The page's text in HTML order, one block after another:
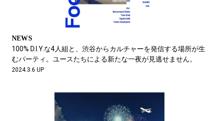
#Commune H #FOCUS IT
#FASHION
#LIFESTYLE
#SPORTS #HANDSOME HANDBOOK
NEWS
100% D.I.Y.な4人組と、渋谷からカルチャーを発信する場所が生
むパーティ。ユースたちによる新たな一夜が見逃せません。
2024.3.6 UP